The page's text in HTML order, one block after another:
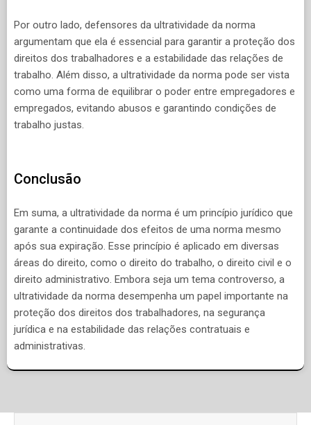
Por outro lado, defensores da ultratividade da norma
argumentam que ela é essencial para garantir a proteção dos
direitos dos trabalhadores e a estabilidade das relações de
trabalho. Além disso, a ultratividade da norma pode ser vista
como uma forma de equilibrar o poder entre empregadores e
empregados, evitando abusos e garantindo condições de
trabalho justas.
Conclusão
Em suma, a ultratividade da norma é um princípio jurídico que
garante a continuidade dos efeitos de uma norma mesmo
após sua expiração. Esse princípio é aplicado em diversas
áreas do direito, como o direito do trabalho, o direito civil e o
direito administrativo. Embora seja um tema controverso, a
ultratividade da norma desempenha um papel importante na
proteção dos direitos dos trabalhadores, na segurança
jurídica e na estabilidade das relações contratuais e
administrativas.